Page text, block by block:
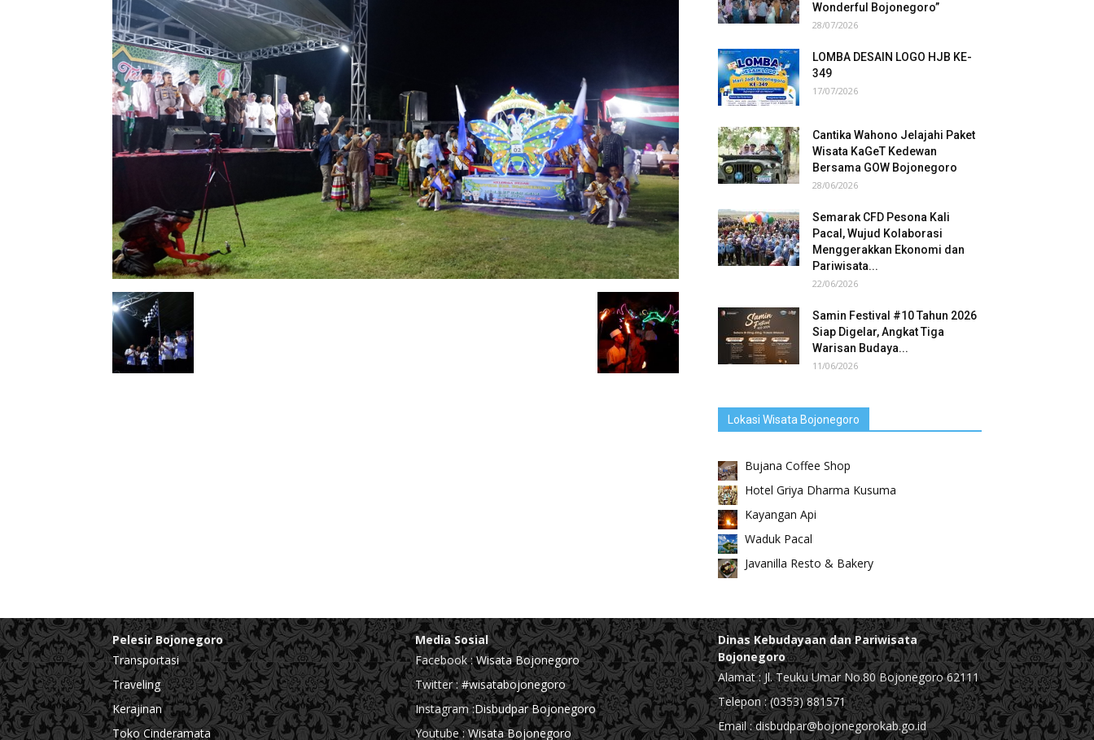
Wonderful Bojonegoro”
28/07/2026
LOMBA DESAIN LOGO HJB KE-
349
17/07/2026
Cantika Wahono Jelajahi Paket
Wisata KaGeT Kedewan
Bersama GOW Bojonegoro
28/06/2026
Semarak CFD Pesona Kali
Pacal, Wujud Kolaborasi
Menggerakkan Ekonomi dan
Pariwisata...
22/06/2026
Samin Festival #10 Tahun 2026
Siap Digelar, Angkat Tiga
Warisan Budaya...
11/06/2026
Lokasi Wisata Bojonegoro
Bujana Coffee Shop
Hotel Griya Dharma Kusuma
Kayangan Api
Waduk Pacal
Javanilla Resto & Bakery
Pelesir Bojonegoro
Transportasi
Traveling
Kerajinan
Toko Cinderamata
Media Sosial
Facebook :Wisata Bojonegoro
Twitter :#wisatabojonegoro
Instagram :Disbudpar Bojonegoro
Youtube :Wisata Bojonegoro
Dinas Kebudayaan dan Pariwisata
Bojonegoro
Alamat : Jl. Teuku Umar No.80 Bojonegoro 62111
Telepon : (0353) 881571
Email : disbudpar@bojonegorokab.go.id